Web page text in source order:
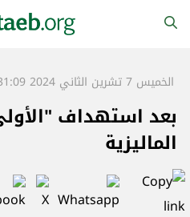
الخميس 7 تشرين الثاني 2024 21:31:09
بعد استهداف
الماليزية